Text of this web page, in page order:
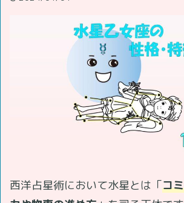
西洋占星術において水星とは「コ